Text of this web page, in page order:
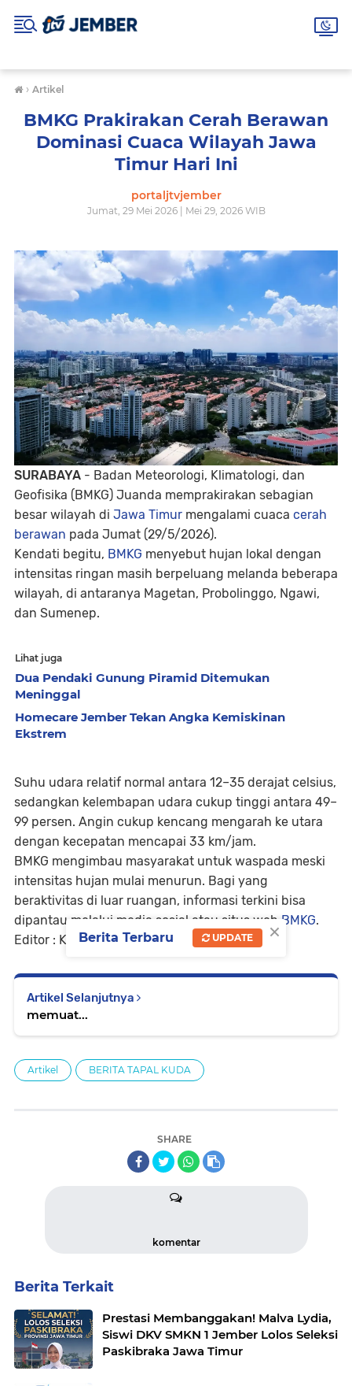
› Artikel
BMKG Prakirakan Cerah Berawan
Dominasi Cuaca Wilayah Jawa
Timur Hari Ini
portaljtvjember
Jumat, 29 Mei 2026 | Mei 29, 2026 WIB
SURABAYA - Badan Meteorologi, Klimatologi, dan
Geofisika (BMKG) Juanda memprakirakan sebagian
besar wilayah di Jawa Timur mengalami cuaca cerah
berawan pada Jumat (29/5/2026).
Kendati begitu, BMKG menyebut hujan lokal dengan
intensitas ringan masih berpeluang melanda beberapa
wilayah, di antaranya Magetan, Probolinggo, Ngawi,
dan Sumenep.
Lihat juga
Dua Pendaki Gunung Piramid Ditemukan
Meninggal
Homecare Jember Tekan Angka Kemiskinan
Ekstrem
Suhu udara relatif normal antara 12–35 derajat celsius,
sedangkan kelembapan udara cukup tinggi antara 49–
99 persen. Angin cukup kencang mengarah ke utara
dengan kecepatan mencapai 33 km/jam.
BMKG mengimbau masyarakat untuk waspada meski
intensitas hujan mulai menurun. Bagi yang
beraktivitas di luar ruangan, informasi terkini bisa
dipantau melalui media sosial atau situs web BMKG.
Editor : Khasan Rochmad
Artikel Selanjutnya
memuat...
Artikel BERITA TAPAL KUDA
SHARE
komentar
Berita Terkait
Prestasi Membanggakan! Malva Lydia,
Siswi DKV SMKN 1 Jember Lolos Seleksi
Paskibraka Jawa Timur
×
Berita Terbaru UPDATE